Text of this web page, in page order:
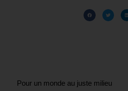
Pour un monde au juste milieu